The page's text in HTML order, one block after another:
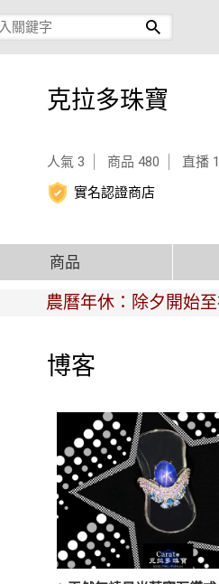
克拉多珠寶
人氣 3 商品 480 直播
實名認證商店
商品
農曆年休：除夕開始至初五
博客